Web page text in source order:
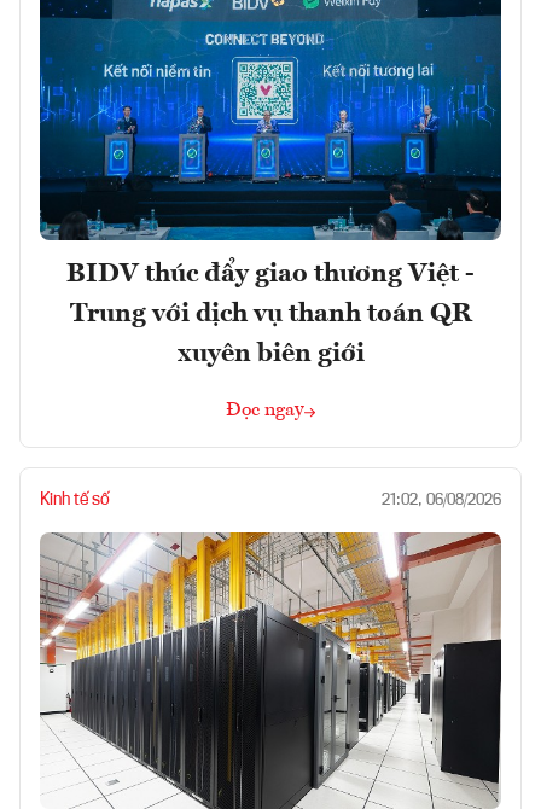
BIDV thúc đẩy giao thương Việt -
Trung với dịch vụ thanh toán QR
xuyên biên giới
Đọc ngay
Kinh tế số 21:02, 06/08/2026